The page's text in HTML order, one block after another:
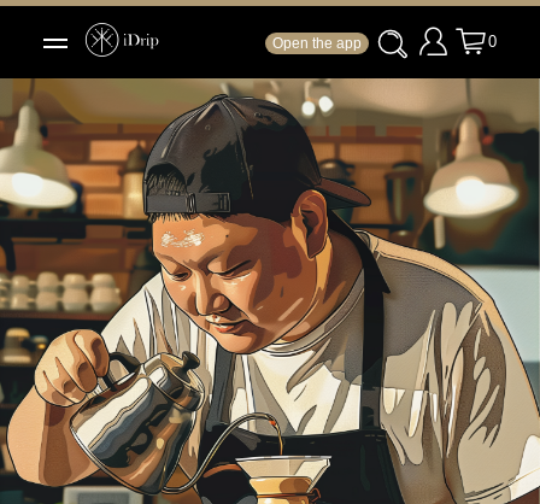
Open the app 0